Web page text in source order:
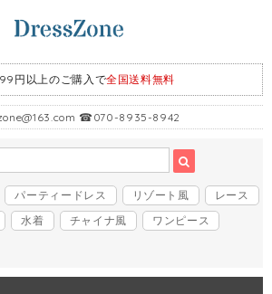
円以上のご購入で全国送料無料
☎070-8935-8942
パーティードレス リゾート風
レース
水着 チャイナ風
ワンピース